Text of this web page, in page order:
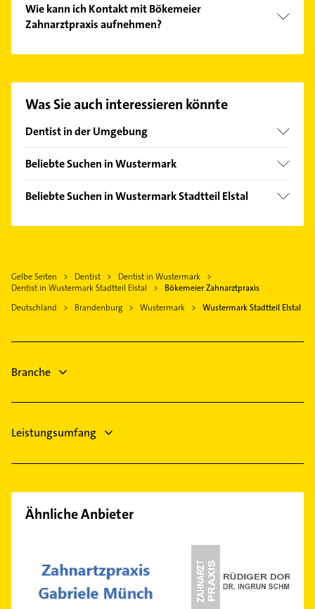
Kariesbehandlung und Zahnpflege.
Wie kann ich Kontakt mit Bökemeier
Zahnarztpraxis aufnehmen?
Hier finden Sie alleKontaktdaten
Was Sie auch interessieren könnte
Dentist in der Umgebung
Dallgow-Döberitz
Nauen Brandenburg
Hennigsdorf
Oberkrämer
Werder (Havel)
Beliebte Suchen in Wustermark
Elektroinstallation
Elektro Reparatur
Bauunternehmen
Physikalische Therapie
Krankengymnastik
Maler
Beliebte Suchen in Wustermark Stadtteil Elstal
Gelbe Seiten Dentist
Dentist in Wustermark
Dentist in Wustermark Stadtteil Elstal
Bökemeier Zahnarztpraxis
Deutschland
Brandenburg Wustermark Wustermark Stadtteil Elstal
Branche
Leistungsumfang
Ähnliche Anbieter